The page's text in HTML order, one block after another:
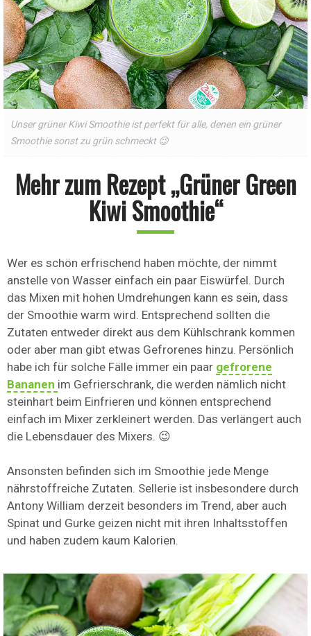
Unser grüner Kiwi Smoothie ist perfekt für alle, denen ein grüner
Smoothie sonst zu grün schmeckt 😉
Mehr zum Rezept „Grüner Green
Kiwi Smoothie“
Wer es schön erfrischend haben möchte, der nimmt
anstelle von Wasser einfach ein paar Eiswürfel. Durch
das Mixen mit hohen Umdrehungen kann es sein, dass
der Smoothie warm wird. Entsprechend sollten die
Zutaten entweder direkt aus dem Kühlschrank kommen
oder aber man gibt etwas Gefrorenes hinzu. Persönlich
habe ich für solche Fälle immer ein paar gefrorene
Bananen im Gefrierschrank, die werden nämlich nicht
steinhart beim Einfrieren und können entsprechend
einfach im Mixer zerkleinert werden. Das verlängert auch
die Lebensdauer des Mixers. 😉
Ansonsten befinden sich im Smoothie jede Menge
nährstoffreiche Zutaten. Sellerie ist insbesondere durch
Antony William derzeit besonders im Trend, aber auch
Spinat und Gurke geizen nicht mit ihren Inhaltsstoffen
und haben zudem kaum Kalorien.